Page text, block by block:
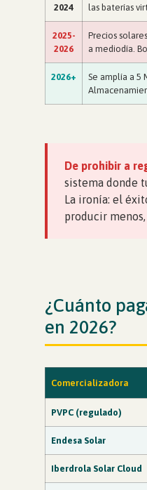
2024
las baterías
2025-
2026
Precios
a mediodía.
2026+
Se amplía a 5
De prohibir a
sistema donde
La ironía: el
producir
¿Cuánto
en 2026?
Comercializadora
PVPC (regulado)
Endesa Solar
Iberdrola Solar Cloud